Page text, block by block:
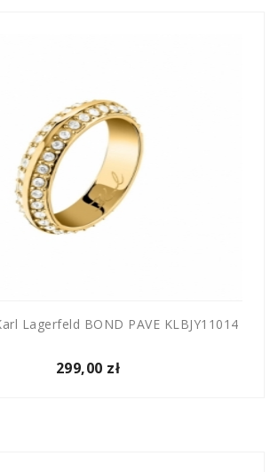
Lagerfeld BOND PAVE KLBJY11014
299,00 zł